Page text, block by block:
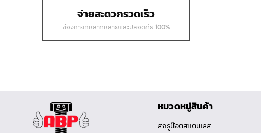
จ่ายสะดวกรวดเร็ว
ช่องทางที่หลากหลายและปลอดภัย 100%
หมวดหมู่สินค้า
สกรูน๊อตสแตนเลส